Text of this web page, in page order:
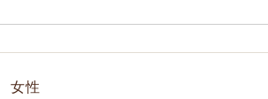
女性